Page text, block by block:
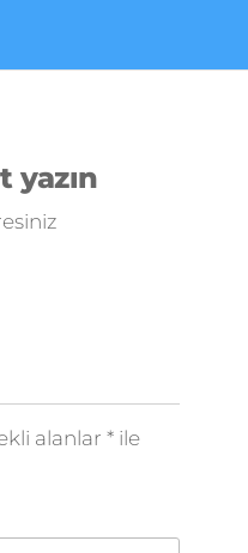
yazın
alanlar *ile